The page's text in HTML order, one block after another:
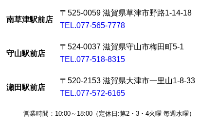
南草津駅前店
〒525-0059 滋賀県草津市野路1-14-18
TEL.077-565-7778
守山駅前店
〒524-0037 滋賀県守山市梅田町5-1
TEL.077-518-8315
瀬田駅前店
〒520-2153 滋賀県大津市一里山1-8-33
TEL.077-572-6165
営業時間：10:00～18:00（定休日:第2・3・4火曜 毎週水曜）